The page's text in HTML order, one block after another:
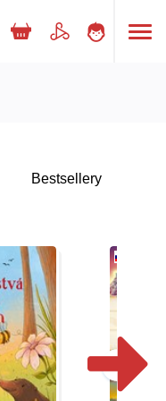
Bestsellery